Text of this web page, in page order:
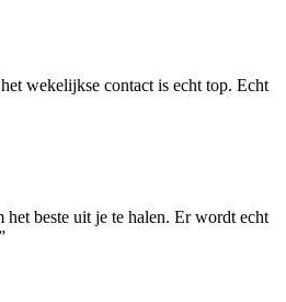
wekelijkse contact is echt top. Echt
beste uit je te halen. Er wordt echt